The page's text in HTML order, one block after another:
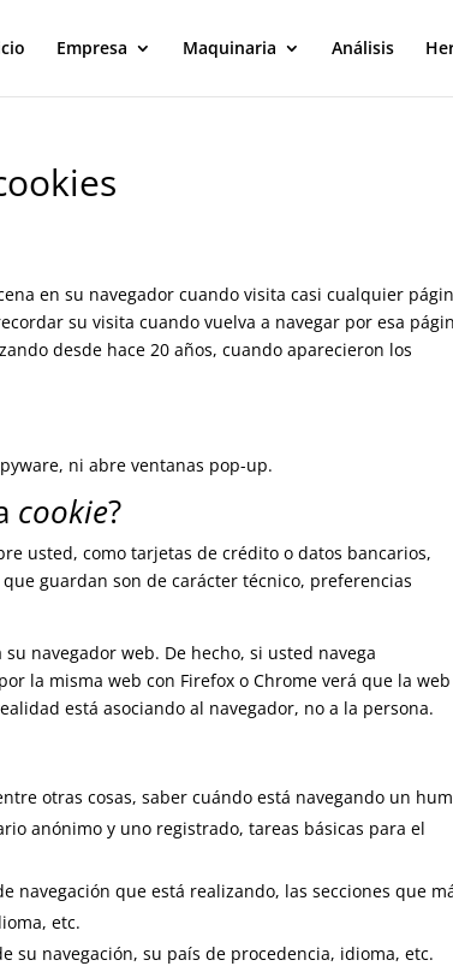
Empresa Maquinaria Análisis
en su navegador cuando visita casi cualquier
su visita cuando vuelva a navegar por esa
desde hace 20 años, cuando aparecieron los
ni abre ventanas pop-up.
cookie?
usted, como tarjetas de crédito o datos bancarios,
guardan son de carácter técnico, preferencias
navegador web. De hecho, si usted navega
la misma web con Firefox o Chrome verá que la
está asociando al navegador, no a la persona.
otras cosas, saber cuándo está navegando un
anónimo y uno registrado, tareas básicas para el
navegación que está realizando, las secciones que
etc.
navegación, su país de procedencia, idioma, etc.